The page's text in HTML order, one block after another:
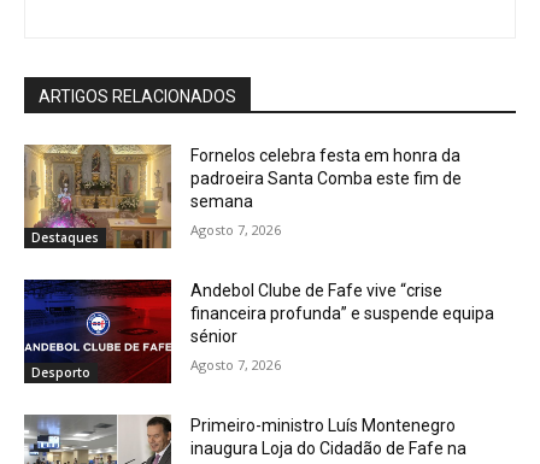
ARTIGOS RELACIONADOS
Destaques
Fornelos celebra festa em honra da
padroeira Santa Comba este fim de
semana
Agosto 7, 2026
Desporto
Andebol Clube de Fafe vive “crise
financeira profunda” e suspende equipa
sénior
Agosto 7, 2026
Primeiro-ministro Luís Montenegro
inaugura Loja do Cidadão de Fafe na